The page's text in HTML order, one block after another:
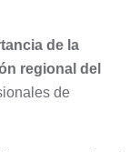
de la
regional del
de